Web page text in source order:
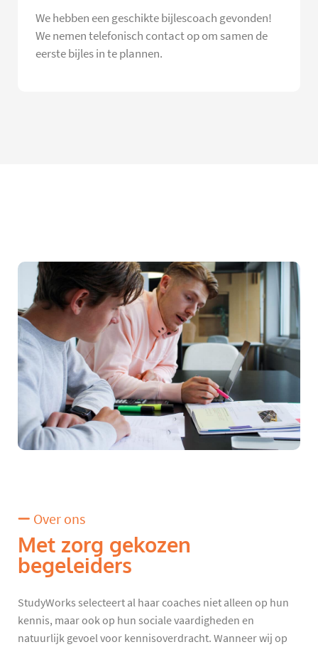
We hebben een geschikte bijlescoach gevonden!
We nemen telefonisch contact op om samen de
eerste bijles in te plannen.
Over ons
Met zorg gekozen
begeleiders
StudyWorks selecteert al haar coaches niet alleen op hun
kennis, maar ook op hun sociale vaardigheden en
natuurlijk gevoel voor kennisoverdracht. Wanneer wij op